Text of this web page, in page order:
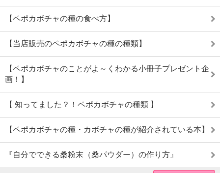
【ペポカボチャの種の食べ方】
【当店販売のペポカボチャの種の種類】
【ペポカボチャのことがよ～くわかる小冊子プレゼント企
画！】
【 知ってました？！ペポカボチャの種類 】
【ペポカボチャの種・カボチャの種が紹介されている本】
『自分でできる桑粉末（桑パウダー）の作り方』